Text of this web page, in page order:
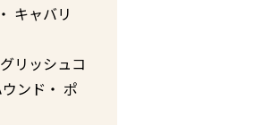
キャバリ
リッシュコ
ンド・ ポ